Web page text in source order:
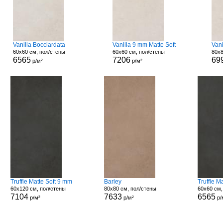
Vanilla Bocciardata
60x60 см, пол/стены
6565 р/м²
Vanilla 9 mm Matte Soft
60x60 см, пол/стены
7206р/м²
Truffle Matte Soft 9 mm
60x120 см, пол/стены
7104р/м²
Barley
80x80 см, пол/стены
7633 р/м²
Truffle
60x60
6565 р/